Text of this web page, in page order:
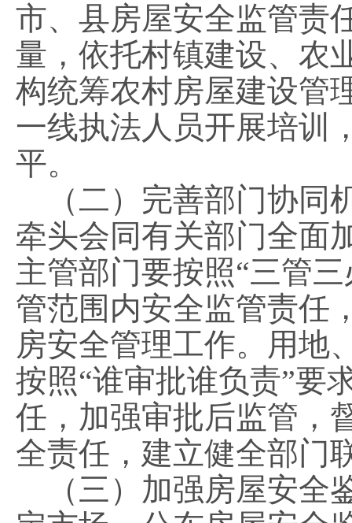
市、县房屋安全监管责
量，依托村镇建设、农
构统筹农村房屋建设管
一线执法人员开展培训
平。
（二）完善部门协同
牵头会同有关部门全面
主管部门要按照“三管
管范围内安全监管责任
房安全管理工作。用地
按照“谁审批谁负责”要
任，加强审批后监管，
全责任，建立健全部门
（三）加强房屋安全